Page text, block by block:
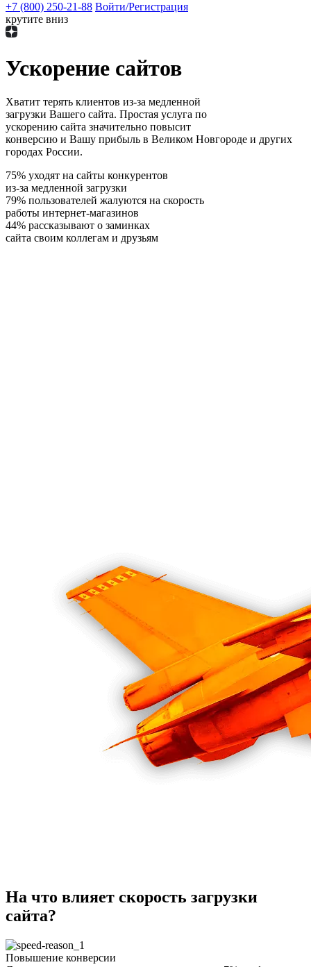
+7 (800) 250-21-88 Войти/Регистрация
крутите вниз
Ускорение сайтов
Хватит терять клиентов из-за медленной
загрузки Вашего сайта. Простая услуга по
ускорению сайта значительно повысит
конверсию и Вашу прибыль в Великом Новгороде и других
городах России.
75% уходят на сайты конкурентов
из-за медленной загрузки
79% пользователей жалуются на скорость
работы интернет-магазинов
44% рассказывают о заминках
сайта своим коллегам и друзьям
На что влияет скорость загрузки
сайта?
Повышение конверсии